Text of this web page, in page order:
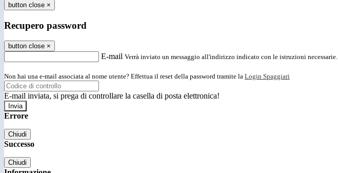
button close ×
Recupero password
button close ×
E-mail Verrà inviato un messaggio all'indirizzo indicato con le istruzioni necessarie.
Non hai una e-mail associata al nome utente? Effettua il reset della password tramite la Login Spaggiari
E-mail inviata, si prega di controllare la casella di posta elettronica!
Errore
Chiudi
Successo
Chiudi